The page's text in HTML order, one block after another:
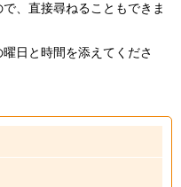
、直接尋ねることもできま
日と時間を添えてくださ